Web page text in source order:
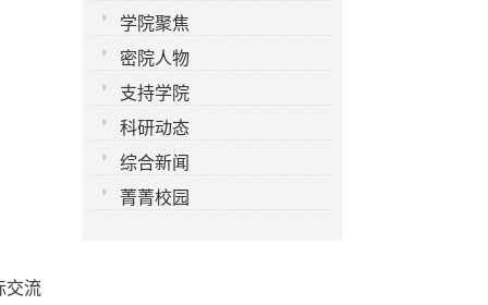
交流
学院聚焦
密院人物
支持学院
科研动态
综合新闻
菁菁校园